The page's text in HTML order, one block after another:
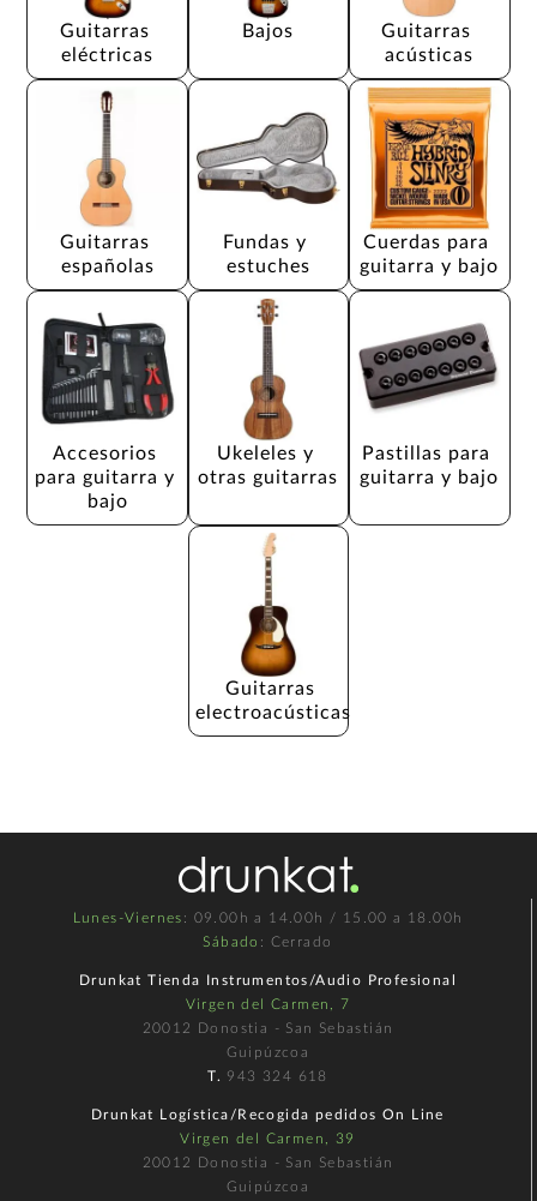
Guitarras
eléctricas
Bajos
Guitarras
acústicas
Guitarras
españolas
Fundas y
estuches
Cuerdas para
guitarra y bajo
Accesorios
para guitarra y
bajo
Ukeleles y
otras guitarras
Pastillas para
guitarra y bajo
Guitarras
electroacústicas
Lunes-Viernes : 09.00h a 14.00h / 15.00 a 18.00h
Sábado : Cerrado
Drunkat Tienda Instrumentos/Audio Profesional
Virgen del Carmen, 7
20012 Donostia - San Sebastián
Guipúzcoa
T. 943 324 618
Drunkat Logística/Recogida pedidos On Line
Virgen del Carmen, 39
20012 Donostia - San Sebastián
Guipúzcoa